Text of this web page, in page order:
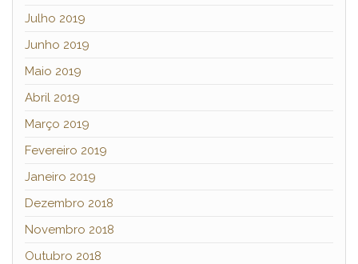
Julho 2019
Junho 2019
Maio 2019
Abril 2019
Março 2019
Fevereiro 2019
Janeiro 2019
Dezembro 2018
Novembro 2018
Outubro 2018